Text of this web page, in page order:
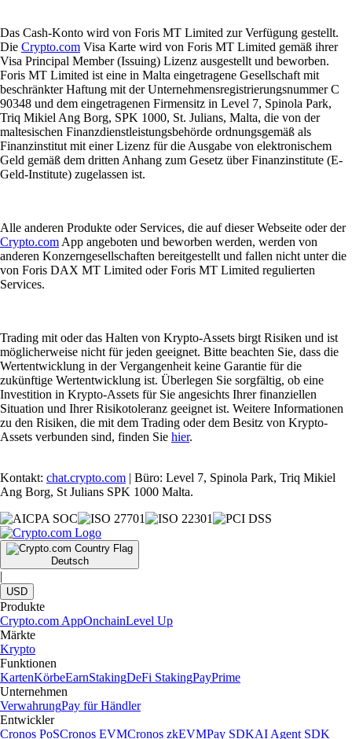
Das Cash-Konto wird von Foris MT Limited zur Verfügung gestellt.
Die Crypto.com Visa Karte wird von Foris MT Limited gemäß ihrer
Visa Principal Member (Issuing) Lizenz ausgestellt und beworben.
Foris MT Limited ist eine in Malta eingetragene Gesellschaft mit
beschränkter Haftung mit der Unternehmensregistrierungsnummer C
90348 und dem eingetragenen Firmensitz in Level 7, Spinola Park,
Triq Mikiel Ang Borg, SPK 1000, St. Julians, Malta, die von der
maltesischen Finanzdienstleistungsbehörde ordnungsgemäß als
Finanzinstitut mit einer Lizenz für die Ausgabe von elektronischem
Geld gemäß dem dritten Anhang zum Gesetz über Finanzinstitute (E-
Geld-Institute) zugelassen ist.
Alle anderen Produkte oder Services, die auf dieser Webseite oder der
Crypto.com App angeboten und beworben werden, werden von
anderen Konzerngesellschaften bereitgestellt und fallen nicht unter die
von Foris DAX MT Limited oder Foris MT Limited regulierten
Services.
Trading mit oder das Halten von Krypto-Assets birgt Risiken und ist
möglicherweise nicht für jeden geeignet. Bitte beachten Sie, dass die
Wertentwicklung in der Vergangenheit keine Garantie für die
zukünftige Wertentwicklung ist. Überlegen Sie sorgfältig, ob eine
Investition in Krypto-Assets für Sie angesichts Ihrer finanziellen
Situation und Ihrer Risikotoleranz geeignet ist. Weitere Informationen
zu den Risiken, die mit dem Trading oder dem Besitz von Krypto-
Assets verbunden sind, finden Sie hier.
Kontakt: chat.crypto.com | Büro: Level 7, Spinola Park, Triq Mikiel
Ang Borg, St Julians SPK 1000 Malta.
Deutsch
|
USD
Produkte
Crypto.com AppOnchainLevel Up
Märkte
Krypto
Funktionen
KartenKörbeEarnStakingDeFi StakingPayPrime
Unternehmen
VerwahrungPay für Händler
Entwickler
Cronos PoSCronos EVMCronos zkEVMPay SDKAI Agent SDK